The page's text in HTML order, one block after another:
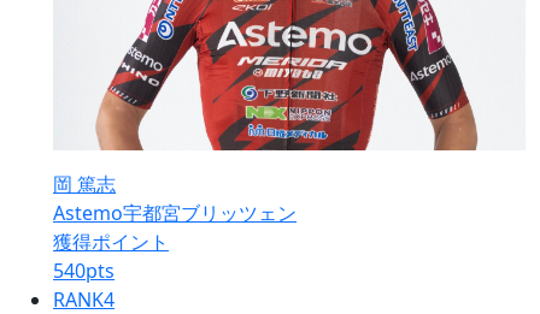
岡 篤志
Astemo宇都宮ブリッツェン
獲得ポイント
540pts
RANK4